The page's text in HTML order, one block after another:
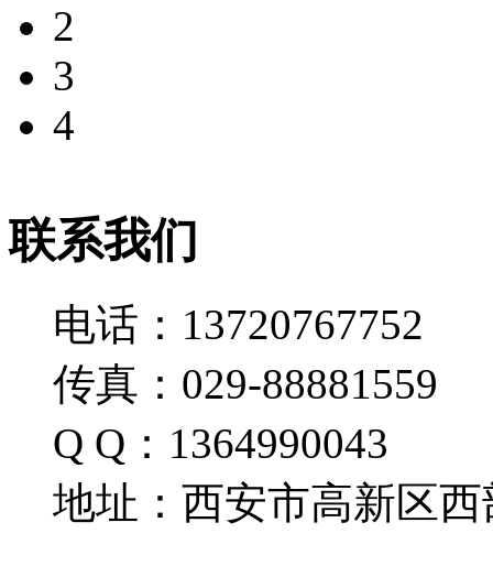
2
3
4
联系我们
电话：13720767752
传真：029-88881559
Q Q：1364990043
地址：西安市高新区西